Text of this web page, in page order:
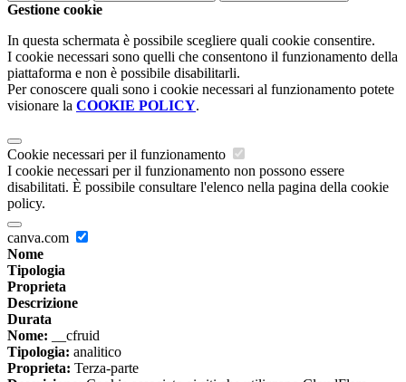
Gestione cookie
In questa schermata è possibile scegliere quali cookie consentire.
I cookie necessari sono quelli che consentono il funzionamento della
piattaforma e non è possibile disabilitarli.
Per conoscere quali sono i cookie necessari al funzionamento potete
visionare la COOKIE POLICY.
Cookie necessari per il funzionamento
I cookie necessari per il funzionamento non possono essere
disabilitati. È possibile consultare l'elenco nella pagina della cookie
policy.
canva.com
Nome
Tipologia
Proprieta
Descrizione
Durata
Nome: __cfruid
Tipologia: analitico
Proprieta: Terza-parte